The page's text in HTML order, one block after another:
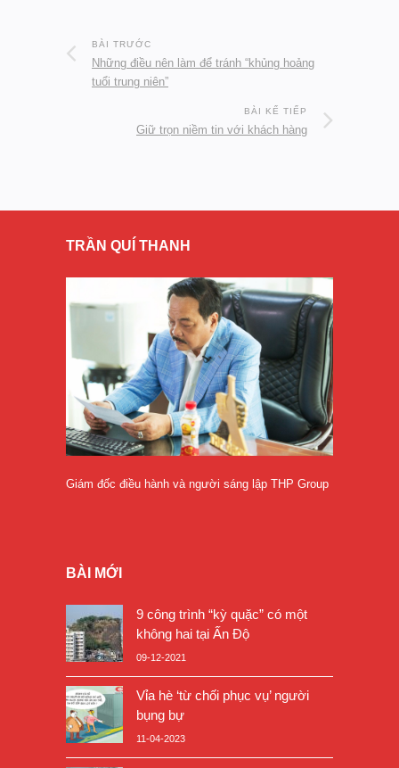
BÀI TRƯỚC
Những điều nên làm để tránh “khủng hoảng
tuổi trung niên”
BÀI KẾ TIẾP
Giữ trọn niềm tin với khách hàng
TRẦN QUÍ THANH
Giám đốc điều hành và người sáng lập THP Group
BÀI MỚI
9 công trình “kỳ quặc” có một
không hai tại Ấn Độ
09-12-2021
Vỉa hè ‘từ chối phục vụ’ người
bụng bự
11-04-2023